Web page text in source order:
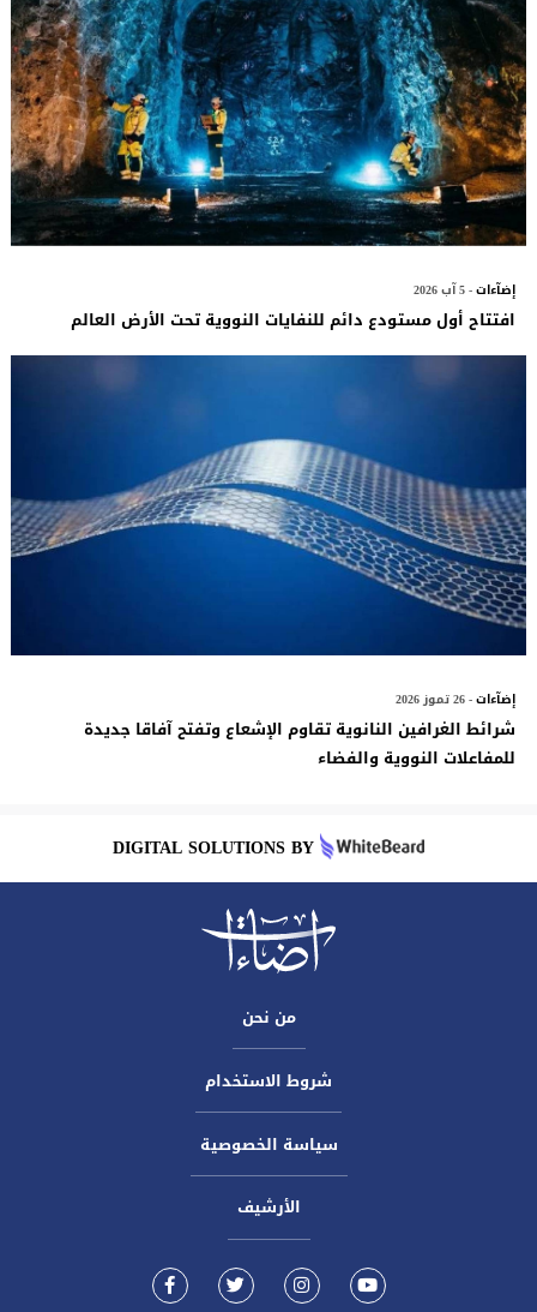
إضآءات- 5 آب 2026
افتتاح أول مستودع دائم للنفايات النووية تحت الأرض العالم
إضآءات- 26 تموز 2026
شرائط الغرافين النانوية تقاوم الإشعاع وتفتح آفاقا جديدة
للمفاعلات النووية والفضاء
DIGITAL SOLUTIONS BY
من نحن
شروط الاستخدام
سياسة الخصوصية
الأرشيف